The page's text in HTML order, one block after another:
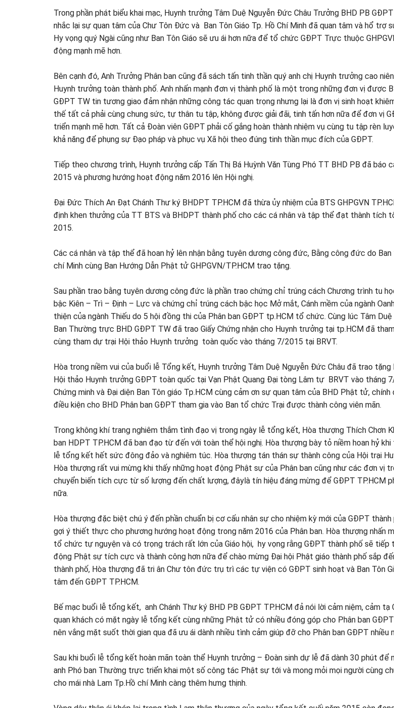
Trong phần phát biểu khai mạc, Huynh trưởng Tâm Duệ Nguyễn Đức Châu Trưởng BHD PB
nhắc lại sự quan tâm của Chư Tôn Đức và Ban Tôn Giáo Tp. Hồ Chí Minh đã quan tâm và hổ trợ
Hy vọng quý Ngài cũng như Ban Tôn Giáo sẽ ưu ái hơn nữa để tổ chức GĐPT Trực thuộc
động mạnh mẽ hơn.
Bên cạnh đó, Anh Trưởng Phân ban cũng đã sách tấn tinh thần quý anh chị Huynh trưởng cao
Huynh trưởng toàn thành phố. Anh nhấn mạnh đơn vị thành phố là một trong những đơn vị được
GĐPT TW tin tương giao đảm nhận những công tác quan trọng nhưng lại là đơn vị sinh hoạt
thế tất cả phải cùng chung sức, tự thân tu tập, không được giải đãi, tinh tấn hơn nữa để đơn vị
triển mạnh mẽ hơn. Tất cả Đoàn viên GĐPT phải cố gắng hoàn thành nhiệm vụ cùng tu tập rèn
khả năng để phụng sự Đạo pháp và phục vụ Xã hội theo đúng tinh thần mục đích của GĐPT.
Tiếp theo chương trình, Huynh trưởng cấp Tấn Thị Bá Huỳnh Văn Tùng Phó TT BHD PB đã báo
2015 và phương hướng hoạt động năm 2016 lên Hội nghị.
Đại Đức Thích An Đạt Chánh Thư ký BHDPT TP.HCM đã thừa ủy nhiệm của BTS GHPGVN
định khen thưởng của TT BTS và BHDPT thành phố cho các cá nhân và tập thể đạt thành tích
2015.
Các cá nhân và tập thể đã hoan hỷ lên nhận bằng tuyên dương công đức, Bằng công đức do
chí Minh cùng Ban Hướng Dẫn Phật tử GHPGVN/TP.HCM trao tặng.
Sau phần trao bằng tuyên dương công đức là phần trao chứng chỉ trúng cách Chương trình tu
bậc Kiên – Trì – Định – Lực và chứng chỉ trúng cách bậc học Mở mắt, Cánh mềm của ngành
thiện của ngành Thiếu do 5 hội đồng thi của Phân ban GĐPT tp.HCM tổ chức. Cùng lúc Tâm
Ban Thường trực BHD GĐPT TW đã trao Giấy Chứng nhận cho Huynh trưởng tại tp.HCM đã
cùng tham dự trại Hội thảo Huynh trưởng toàn quốc vào tháng 7/2015 tại BRVT.
Hòa trong niềm vui của buổi lễ Tổng kết, Huynh trưởng Tâm Duệ Nguyễn Đức Châu đã trao tặng
Hội thảo Huynh trưởng GĐPT toàn quốc tại Vạn Phật Quang Đại tòng Lâm tự BRVT vào tháng
Chứng minh và Đại diện Ban Tôn giáo Tp.HCM cùng cảm ơn sự quan tâm của BHD Phật tử,
điều kiện cho BHD Phân ban GĐPT tham gia vào Ban tổ chức Trại được thành công viên mãn.
Trong không khí trang nghiêm thắm tình đạo vị trong ngày lễ tổng kết, Hòa thượng Thích Chơn
ban HDPT TP.HCM đã ban đạo từ đến với toàn thể hội nghị. Hòa thượng bày tỏ niềm hoan hỷ
lễ tổng kết hết sức đông đảo và nghiêm túc. Hòa thượng tán thán sự thành công của Hội trại
Hòa thượng rất vui mừng khi thấy những hoạt động Phật sự của Phân ban cũng như các đơn vị
chuyển biến tích cực từ số lượng đến chất lượng, đâylà tín hiệu đáng mừng để GĐPT TP.HCM
nữa.
Hòa thượng đặc biệt chú ý đến phần chuẩn bị cơ cấu nhân sự cho nhiệm kỳ mới của GĐPT thành
gợi ý thiết thực cho phương hướng hoạt động trong năm 2016 của Phân ban. Hòa thượng nhấn
tổ chức tự nguyện và có trọng trách rất lớn của Giáo hội, hy vọng rằng GĐPT thành phố sẽ tiếp
động Phật sự tích cực và thành công hơn nữa để chào mừng Đại hội Phật giáo thành phố sắp
thành phố, Hòa thượng đã tri ân Chư tôn đức trụ trì các tự viện có GĐPT sinh hoạt và Ban Tôn
tâm đến GĐPT TP.HCM.
Bế mạc buổi lễ tổng kết, anh Chánh Thư ký BHD PB GĐPT TP.HCM đả nói lời cảm niệm, cảm
quan khách có mặt ngày lễ tổng kết cùng những Phật tử có nhiều đóng góp cho Phân ban
nên vắng mặt suốt thời gian qua đã ưu ái dành nhiều tình cảm giúp đỡ cho Phân ban GĐPT nhiều
Sau khi buổi lễ tổng kết hoàn mãn toàn thể Huynh trưởng – Đoàn sinh dự lễ đã dành 30 phút để
anh Phó ban Thường trực triển khai một số công tác Phật sự tới và mong mỏi mọi người cùng
cho mái nhà Lam Tp.Hồ chí Minh càng thêm hưng thịnh.